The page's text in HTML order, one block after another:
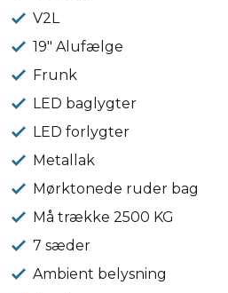
V2L
19" Alufælge
Frunk
LED baglygter
LED forlygter
Metallak
Mørktonede ruder bag
Må trække 2500 KG
7 sæder
Ambient belysning